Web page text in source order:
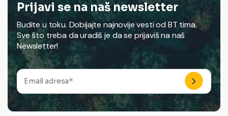
Prijavi se na naš newsletter
Budite u toku. Dobijajte najnovije vesti od BT tima.
Sve što treba da uradiš je da se prijaviš na naš
Newsletter!